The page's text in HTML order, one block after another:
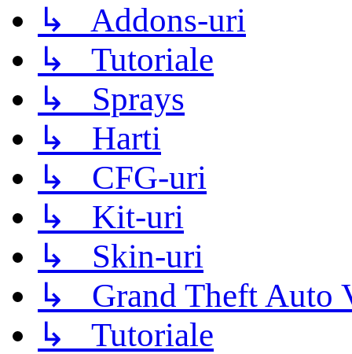
↳ Addons-uri
↳ Tutoriale
↳ Sprays
↳ Harti
↳ CFG-uri
↳ Kit-uri
↳ Skin-uri
↳ Grand Theft Auto
↳ Tutoriale